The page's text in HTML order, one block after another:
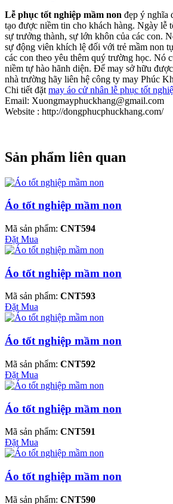
Lễ phục tốt nghiệp mầm non đẹp ý nghĩa
tạo được niềm tin cho khách hàng. Ngày lễ
sự trưởng thành, sự lớn khôn của các con.
sự động viên khích lệ đối với trẻ mầm non
các con theo yêu thêm quý trường học. Nó
niềm tự hào hãnh diện. Để may sở hữu
nhà trường hãy liên hệ công ty may Phúc
Chi tiết đặt may áo cử nhân lễ phục tốt
Email: Xuongmayphuckhang@gmail.com
Website : http://dongphucphuckhang.com/
Sản phẩm liên quan
Áo tốt nghiệp mầm non
Mã sản phẩm: CNT594
Đặt Mua
Áo tốt nghiệp mầm non
Mã sản phẩm: CNT593
Đặt Mua
Áo tốt nghiệp mầm non
Mã sản phẩm: CNT592
Đặt Mua
Áo tốt nghiệp mầm non
Mã sản phẩm: CNT591
Đặt Mua
Áo tốt nghiệp mầm non
Mã sản phẩm: CNT590